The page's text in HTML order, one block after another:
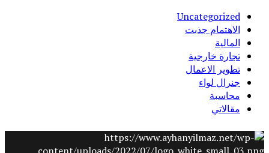
Uncategorized
الاهتمام جذبت
المالية
تجارة خارجية
تطوير الاعمال
جنرال لواء
محاسبة
مقالاتي